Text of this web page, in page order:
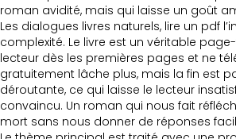
roman avidité, mais qui laisse un goût
Les dialogues livres naturels, lire un pdf
complexité. Le livre est un véritable
lecteur dès les premières pages et ne
gratuitement lâche plus, mais la fin est
déroutante, ce qui laisse le lecteur
convaincu. Un roman qui nous fait
mort sans nous donner de réponses